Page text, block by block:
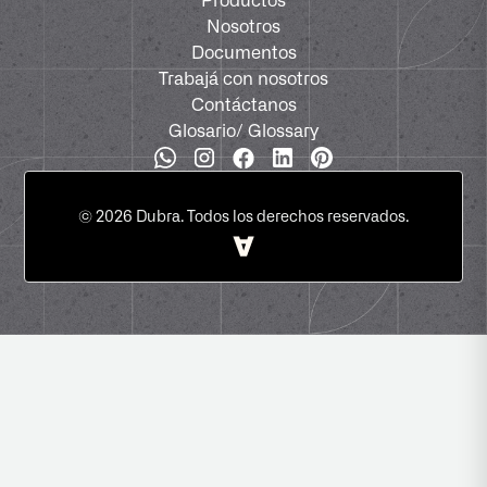
Nosotros
Documentos
Trabajá con nosotros
Contáctanos
Glosario/ Glossary
© 2026 Dubra. Todos los derechos reservados.